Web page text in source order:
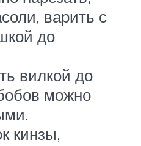
варить с
до
вилкой до
можно
кинзы,